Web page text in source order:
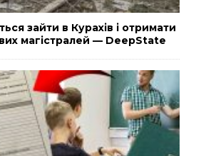
зайти в Курахів і отримати
магістралей — DeepState